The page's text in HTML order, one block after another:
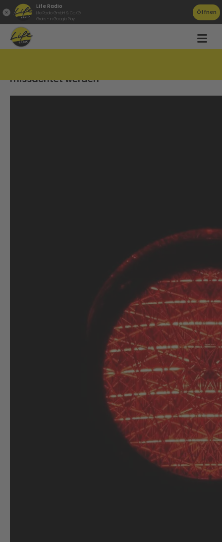
Life Radio
Life Radio GmbH & Co.KG
Gratis - in Google Play
Öffnen
missachtet werden